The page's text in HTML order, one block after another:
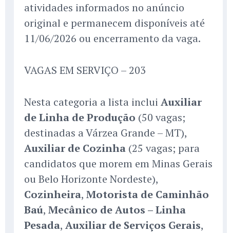
atividades informados no anúncio
original e permanecem disponíveis até
11/06/2026 ou encerramento da vaga.
VAGAS EM SERVIÇO – 203
Nesta categoria a lista inclui Auxiliar
de Linha de Produção (50 vagas;
destinadas a Várzea Grande – MT),
Auxiliar de Cozinha (25 vagas; para
candidatos que morem em Minas Gerais
ou Belo Horizonte Nordeste),
Cozinheira, Motorista de Caminhão
Baú, Mecânico de Autos – Linha
Pesada, Auxiliar de Serviços Gerais,